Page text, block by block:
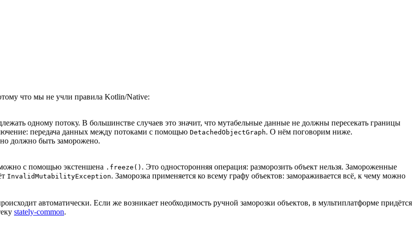
что мы не учли правила Kotlin/Native:
одному потоку. В большинстве случаев это значит, что мутабельные данные не должны пересекать границы
передача данных между потоками с помощью DetachedObjectGraph. О нём поговорим ниже.
должно быть заморожено.
с помощью экстеншена .freeze() . Это односторонняя операция: разморозить объект нельзя. Замороженные
InvalidMutabilityException. Заморозка применяется ко всему графу объектов: замораживается всё, к чему можно
автоматически. Если же возникает необходимость ручной заморозки объектов, в мультиплатформе придётся
stately-common.